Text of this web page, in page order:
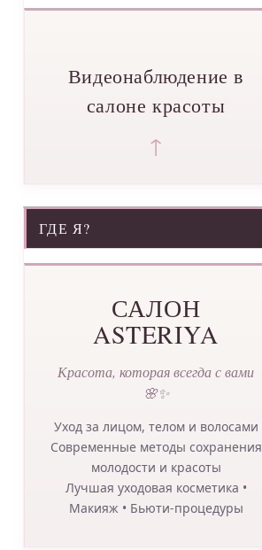
Видеонаблюдение в
салоне красоты
↑
ГДЕ Я?
САЛОН
ASTERIYA
Красота, которая всегда с вами
🌸✨
Уход за лицом, телом и волосами
Современные методы сохранения
молодости и красоты
Лучшая уходовая косметика •
Макияж • Бьюти-процедуры